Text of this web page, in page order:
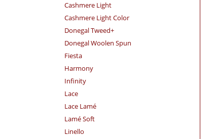
Cashmere Light
Cashmere Light Color
Donegal Tweed+
Donegal Woolen Spun
Fiesta
Harmony
Infinity
Lace
Lace Lamé
Lamé Soft
Linello